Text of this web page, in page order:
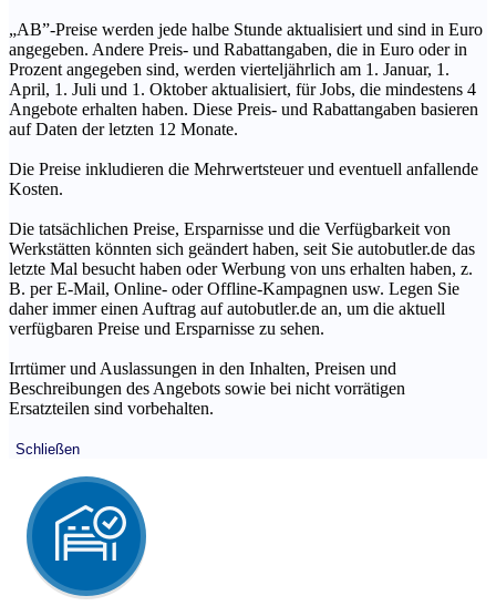
„AB”-Preise werden jede halbe Stunde aktualisiert und sind in Euro
angegeben. Andere Preis- und Rabattangaben, die in Euro oder in
Prozent angegeben sind, werden vierteljährlich am 1. Januar, 1.
April, 1. Juli und 1. Oktober aktualisiert, für Jobs, die mindestens 4
Angebote erhalten haben. Diese Preis- und Rabattangaben basieren
auf Daten der letzten 12 Monate.
Die Preise inkludieren die Mehrwertsteuer und eventuell anfallende
Kosten.
Die tatsächlichen Preise, Ersparnisse und die Verfügbarkeit von
Werkstätten könnten sich geändert haben, seit Sie autobutler.de das
letzte Mal besucht haben oder Werbung von uns erhalten haben, z.
B. per E-Mail, Online- oder Offline-Kampagnen usw. Legen Sie
daher immer einen Auftrag auf autobutler.de an, um die aktuell
verfügbaren Preise und Ersparnisse zu sehen.
Irrtümer und Auslassungen in den Inhalten, Preisen und
Beschreibungen des Angebots sowie bei nicht vorrätigen
Ersatzteilen sind vorbehalten.
Schließen